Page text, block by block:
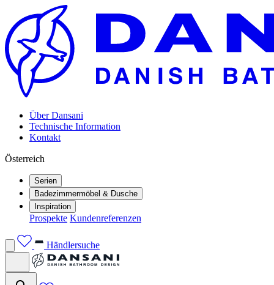
Über Dansani
Technische Information
Kontakt
Österreich
Serien
Badezimmermöbel & Dusche
Inspiration
Prospekte Kundenreferenzen
Händlersuche